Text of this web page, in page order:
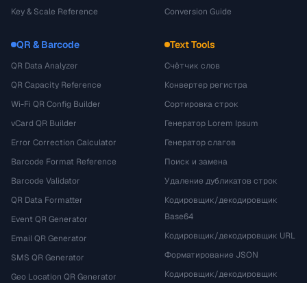
Key & Scale Reference
Conversion Guide
QR & Barcode
QR Data Analyzer
QR Capacity Reference
Wi-Fi QR Config Builder
vCard QR Builder
Error Correction Calculator
Barcode Format Reference
Barcode Validator
QR Data Formatter
Event QR Generator
Email QR Generator
SMS QR Generator
Geo Location QR Generator
Text Tools
Счётчик слов
Конвертер регистра
Сортировка строк
Генератор Lorem Ipsum
Генератор слагов
Поиск и замена
Удаление дубликатов строк
Кодировщик/декодировщик
Base64
Кодировщик/декодировщик URL
Форматирование JSON
Кодировщик/декодировщик